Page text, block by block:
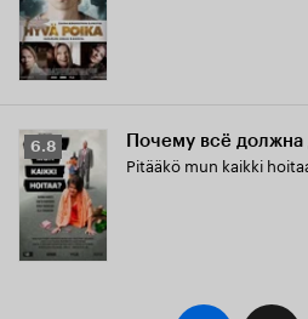
5.9
Рейтинг
Кинопоиска
6.8
6.8 Почему всё должна
Pitääkö mun kaikki